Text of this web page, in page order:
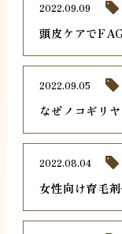
頭皮ケアで
2022.09.09
なぜノコギリ
2022.09.05
女性向け育毛
2022.08.04